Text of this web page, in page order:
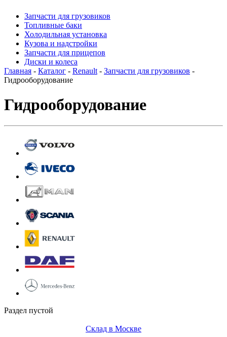
Запчасти для грузовиков
Топливные баки
Холодильная установка
Кузова и надстройки
Запчасти для прицепов
Диски и колеса
Главная - Каталог - Renault - Запчасти для грузовиков -
Гидрооборудование
Гидрооборудование
Раздел пустой
Склад в Москве